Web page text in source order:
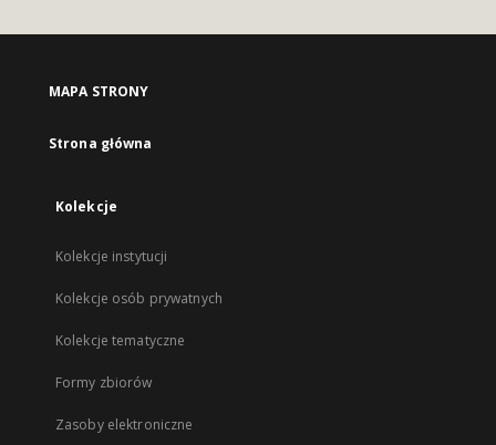
MAPA STRONY
Strona główna
Kolekcje
Kolekcje instytucji
Kolekcje osób prywatnych
Kolekcje tematyczne
Formy zbiorów
Zasoby elektroniczne